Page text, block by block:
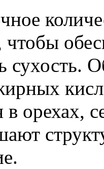
чтобы
сухость.
в орехах,